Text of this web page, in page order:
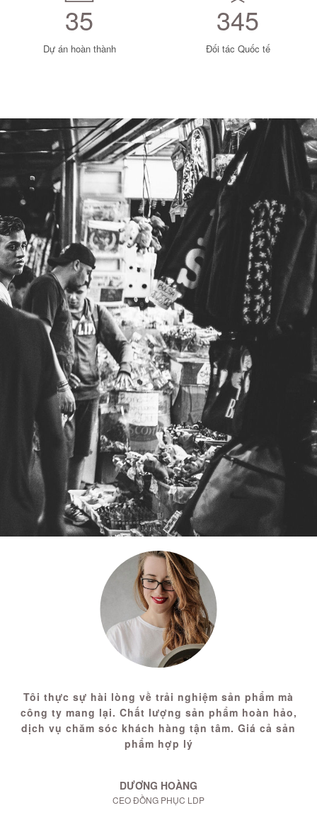
35
Dự án hoàn thành
345
Đối tác Quốc tế
Tôi thực sự hài lòng về trải nghiệm sản phẩm mà
công ty mang lại. Chất lượng sản phẩm hoàn hảo,
dịch vụ chăm sóc khách hàng tận tâm. Giá cả sản
phẩm hợp lý
DƯƠNG HOÀNG
CEO ĐỒNG PHỤC LDP